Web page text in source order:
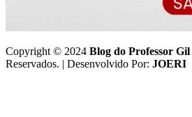
Copyright © 2024 Blog do Professor Gil
Reservados. | Desenvolvido Por: JOERI